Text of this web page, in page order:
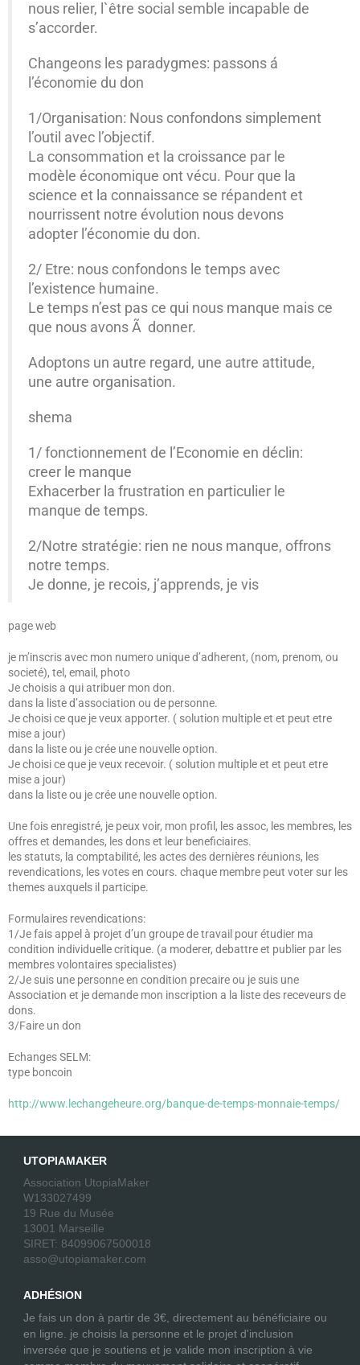
nous relier, l`être social semble incapable de
s’accorder.
Changeons les paradygmes: passons á
l’économie du don
1/Organisation: Nous confondons simplement
l’outil avec l’objectif.
La consommation et la croissance par le
modèle économique ont vécu. Pour que la
science et la connaissance se répandent et
nourrissent notre évolution nous devons
adopter l’économie du don.
2/ Etre: nous confondons le temps avec
l’existence humaine.
Le temps n’est pas ce qui nous manque mais ce
que nous avons Ã donner.
Adoptons un autre regard, une autre attitude,
une autre organisation.
shema
1/ fonctionnement de l’Economie en déclin:
creer le manque
Exhacerber la frustration en particulier le
manque de temps.
2/Notre stratégie: rien ne nous manque, offrons
notre temps.
Je donne, je recois, j’apprends, je vis
page web
je m’inscris avec mon numero unique d’adherent, (nom, prenom, ou
societé), tel, email, photo
Je choisis a qui atribuer mon don.
dans la liste d’association ou de personne.
Je choisi ce que je veux apporter. ( solution multiple et et peut etre
mise a jour)
dans la liste ou je crée une nouvelle option.
Je choisi ce que je veux recevoir. ( solution multiple et et peut etre
mise a jour)
dans la liste ou je crée une nouvelle option.
Une fois enregistré, je peux voir, mon profil, les assoc, les membres, les
offres et demandes, les dons et leur beneficiaires.
les statuts, la comptabilité, les actes des dernières réunions, les
revendications, les votes en cours. chaque membre peut voter sur les
themes auxquels il participe.
Formulaires revendications:
1/Je fais appel à projet d’un groupe de travail pour étudier ma
condition individuelle critique. (a moderer, debattre et publier par les
membres volontaires specialistes)
2/Je suis une personne en condition precaire ou je suis une
Association et je demande mon inscription a la liste des receveurs de
dons.
3/Faire un don
Echanges SELM:
type boncoin
http://www.lechangeheure.org/banque-de-temps-monnaie-temps/
UTOPIAMAKER
Association UtopiaMaker
W133027499
19 Rue du Musée
13001 Marseille
SIRET: 84099067500018
asso@utopiamaker.com
ADHÉSION
Je fais un don à partir de 3€, directement au bénéficiaire ou
en ligne. je choisis la personne et le projet d'inclusion
inversée que je soutiens et je valide mon inscription à vie